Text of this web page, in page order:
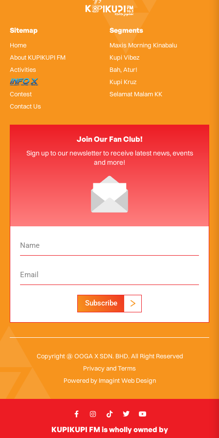
Sitemap
Home
About KUPIKUPI FM
Activities
InfoX
Contest
Contact Us
Segments
Maxis Morning Kinabalu
Kupi Vibez
Bah, Atur!
Kupi Kruz
Selamat Malam KK
Join Our Fan Club!
Sign up to our newsletter to receive latest news, events
and more!
Subscribe
Copyright @ OOGA X SDN. BHD. All Right Reserved
Privacy and Terms
Powered by Imagint Web Design
KUPIKUPI FM is wholly owned by